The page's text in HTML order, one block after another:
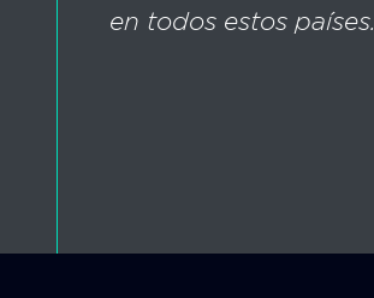
en todos estos países.